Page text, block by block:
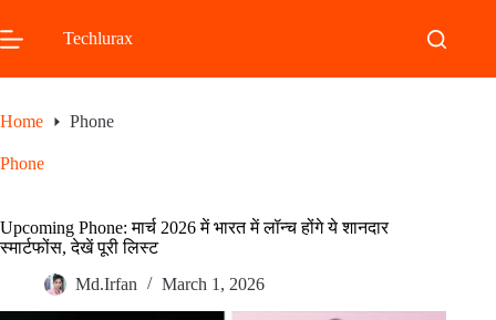
to
content
Techlurax
Home Phone
Phone
Upcoming Phone: मार्च 2026 में भारत में लॉन्च होंगे ये शानदार
स्मार्टफोंस, देखें पूरी लिस्ट
Md.Irfan
March 1, 2026